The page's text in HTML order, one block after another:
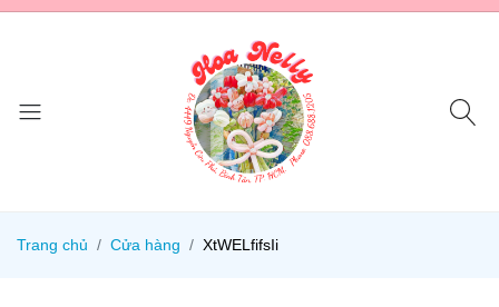
Trang chủ Cửa hàng XtWELfifsIi